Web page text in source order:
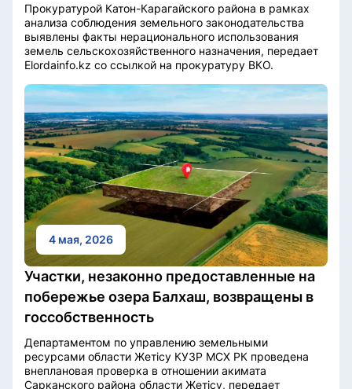
Прокуратурой Катон-Карагайского района в рамках
анализа соблюдения земельного законодательства
выявлены факты нерационального использования
земель сельскохозяйственного назначения, передает
Elordainfo.kz со ссылкой на прокуратуру ВКО.
4 мая, 2026
Участки, незаконно предоставленные на
побережье озера Балхаш, возвращены в
госсобственность
Департаментом по управлению земельными
ресурсами области Жетісу КУЗР МСХ РК проведена
внеплановая проверка в отношении акимата
Сарканского района области Жетісу, передает